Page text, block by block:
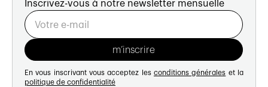
Inscrivez-vous à notre newsletter mensuelle
En vous inscrivant vous acceptez les conditions générales et la
politique de confidentialité